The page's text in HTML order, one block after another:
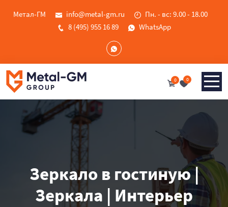
Метал-ГМ info@metal-gm.ru
Пн. - вс: 9.00 - 18.00
8 (495) 955 16 89
WhatsApp
0 0
Зеркало в гостиную |
Зеркала | Интерьер